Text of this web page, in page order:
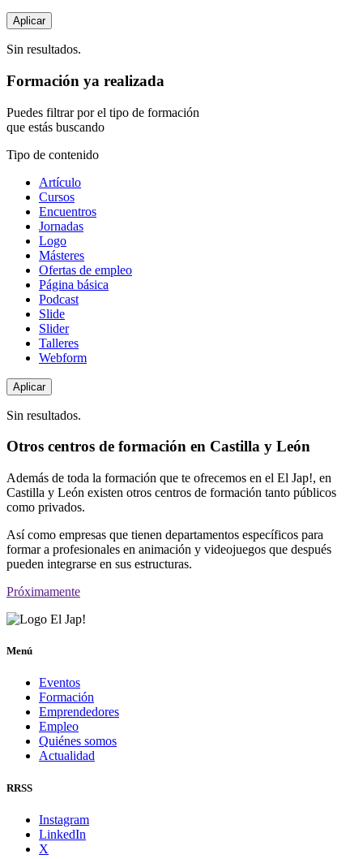
Sin resultados.
Formación ya realizada
Puedes filtrar por el tipo de formación
que estás buscando
Tipo de contenido
Artículo
Cursos
Encuentros
Jornadas
Logo
Másteres
Ofertas de empleo
Página básica
Podcast
Slide
Slider
Talleres
Webform
Sin resultados.
Otros centros de formación en Castilla y León
Además de toda la formación que te ofrecemos en el El Jap!, en
Castilla y León existen otros centros de formación tanto públicos
como privados.
Así como empresas que tienen departamentos específicos para
formar a profesionales en animación y videojuegos que después
pueden integrarse en sus estructuras.
Próximamente
Menú
Eventos
Formación
Emprendedores
Empleo
Quiénes somos
Actualidad
RRSS
Instagram
LinkedIn
X